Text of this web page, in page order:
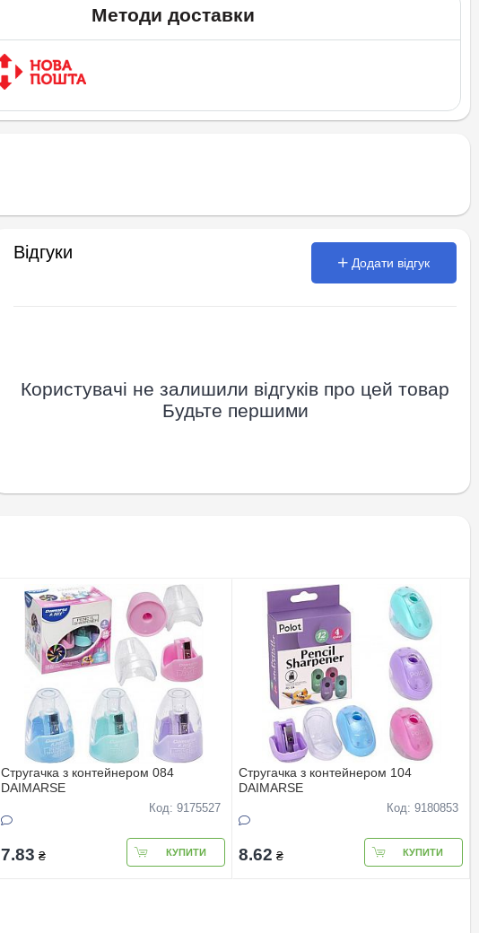
Методи доставки
Відгуки
Додати відгук
Користувачі не залишили відгуків про цей товар
Будьте першими
Стругачка з контейнером 084
DAIMARSE
Код: 9175527
7.83 ₴ КУПИТИ
Стругачка з контейнером 104
DAIMARSE
Код: 9180853
8.62 ₴ КУПИТИ